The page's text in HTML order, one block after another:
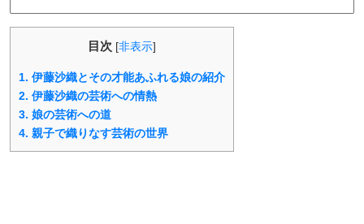
目次 [非表示]
1. 伊藤沙織とその才能あふれる娘の紹介
2. 伊藤沙織の芸術への情熱
3. 娘の芸術への道
4. 親子で織りなす芸術の世界